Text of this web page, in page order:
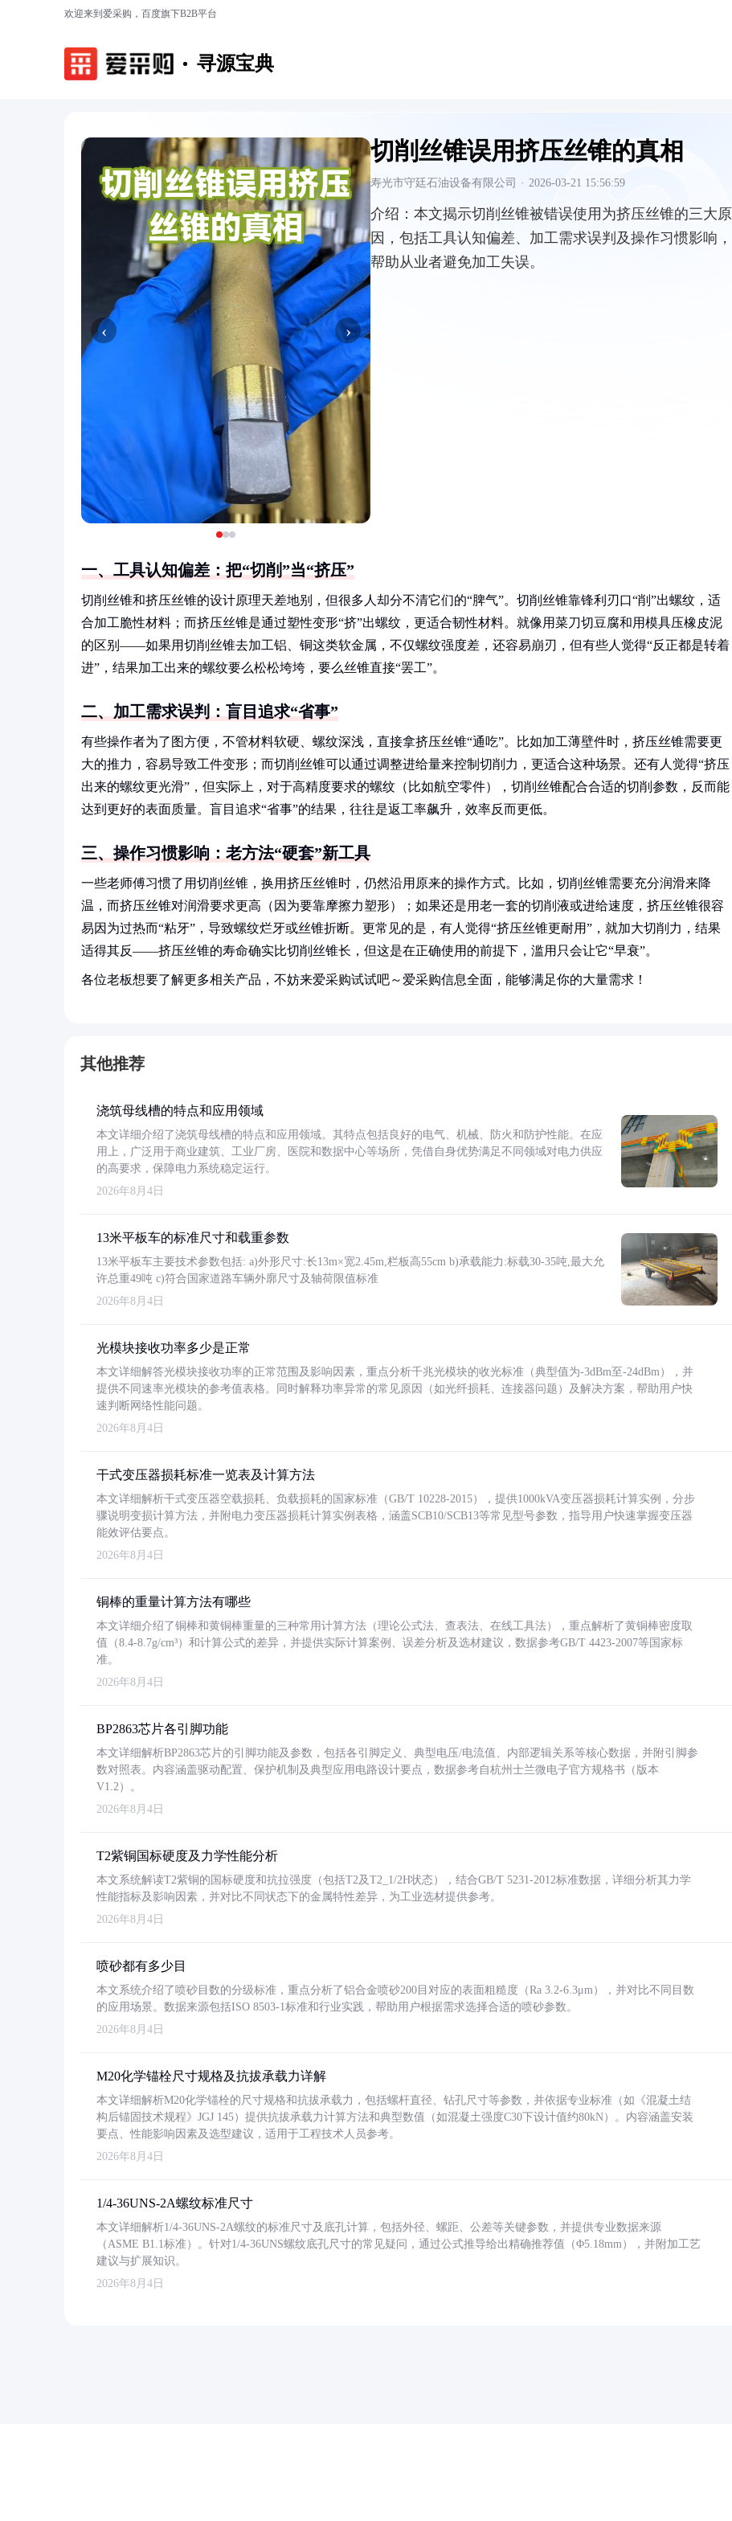
欢迎来到爱采购，百度旗下B2B平台
寻源宝典
‹ ›
切削丝锥误用挤压丝锥的真相
寿光市守廷石油设备有限公司 · 2026-03-21 15:56:59
介绍： 本文揭示切削丝锥被错误使用为挤压丝锥的三大原
因，包括工具认知偏差、加工需求误判及操作习惯影响，
帮助从业者避免加工失误。
一、工具认知偏差：把“切削”当“挤压”
切削丝锥和挤压丝锥的设计原理天差地别，但很多人却分不清它们的“脾气”。切削丝锥靠锋利刃口“削”出螺纹，适
合加工脆性材料；而挤压丝锥是通过塑性变形“挤”出螺纹，更适合韧性材料。就像用菜刀切豆腐和用模具压橡皮泥
的区别——如果用切削丝锥去加工铝、铜这类软金属，不仅螺纹强度差，还容易崩刃，但有些人觉得“反正都是转着
进”，结果加工出来的螺纹要么松松垮垮，要么丝锥直接“罢工”。
二、加工需求误判：盲目追求“省事”
有些操作者为了图方便，不管材料软硬、螺纹深浅，直接拿挤压丝锥“通吃”。比如加工薄壁件时，挤压丝锥需要更
大的推力，容易导致工件变形；而切削丝锥可以通过调整进给量来控制切削力，更适合这种场景。还有人觉得“挤压
出来的螺纹更光滑”，但实际上，对于高精度要求的螺纹（比如航空零件），切削丝锥配合合适的切削参数，反而能
达到更好的表面质量。盲目追求“省事”的结果，往往是返工率飙升，效率反而更低。
三、操作习惯影响：老方法“硬套”新工具
一些老师傅习惯了用切削丝锥，换用挤压丝锥时，仍然沿用原来的操作方式。比如，切削丝锥需要充分润滑来降
温，而挤压丝锥对润滑要求更高（因为要靠摩擦力塑形）；如果还是用老一套的切削液或进给速度，挤压丝锥很容
易因为过热而“粘牙”，导致螺纹烂牙或丝锥折断。更常见的是，有人觉得“挤压丝锥更耐用”，就加大切削力，结果
适得其反——挤压丝锥的寿命确实比切削丝锥长，但这是在正确使用的前提下，滥用只会让它“早衰”。
各位老板想要了解更多相关产品，不妨来爱采购试试吧～爱采购信息全面，能够满足你的大量需求！
其他推荐
浇筑母线槽的特点和应用领域
本文详细介绍了浇筑母线槽的特点和应用领域。其特点包括良好的电气、机械、防火和防护性能。在应
用上，广泛用于商业建筑、工业厂房、医院和数据中心等场所，凭借自身优势满足不同领域对电力供应
的高要求，保障电力系统稳定运行。
2026年8月4日
13米平板车的标准尺寸和载重参数
13米平板车主要技术参数包括: a)外形尺寸:长13m×宽2.45m,栏板高55cm b)承载能力:标载30-35吨,最大允
许总重49吨 c)符合国家道路车辆外廓尺寸及轴荷限值标准
2026年8月4日
光模块接收功率多少是正常
本文详细解答光模块接收功率的正常范围及影响因素，重点分析千兆光模块的收光标准（典型值为-3dBm至-24dBm），并
提供不同速率光模块的参考值表格。同时解释功率异常的常见原因（如光纤损耗、连接器问题）及解决方案，帮助用户快
速判断网络性能问题。
2026年8月4日
干式变压器损耗标准一览表及计算方法
本文详细解析干式变压器空载损耗、负载损耗的国家标准（GB/T 10228-2015），提供1000kVA变压器损耗计算实例，分步
骤说明变损计算方法，并附电力变压器损耗计算实例表格，涵盖SCB10/SCB13等常见型号参数，指导用户快速掌握变压器
能效评估要点。
2026年8月4日
铜棒的重量计算方法有哪些
本文详细介绍了铜棒和黄铜棒重量的三种常用计算方法（理论公式法、查表法、在线工具法），重点解析了黄铜棒密度取
值（8.4-8.7g/cm³）和计算公式的差异，并提供实际计算案例、误差分析及选材建议，数据参考GB/T 4423-2007等国家标
准。
2026年8月4日
BP2863芯片各引脚功能
本文详细解析BP2863芯片的引脚功能及参数，包括各引脚定义、典型电压/电流值、内部逻辑关系等核心数据，并附引脚参
数对照表。内容涵盖驱动配置、保护机制及典型应用电路设计要点，数据参考自杭州士兰微电子官方规格书（版本
V1.2）。
2026年8月4日
T2紫铜国标硬度及力学性能分析
本文系统解读T2紫铜的国标硬度和抗拉强度（包括T2及T2_1/2H状态），结合GB/T 5231-2012标准数据，详细分析其力学
性能指标及影响因素，并对比不同状态下的金属特性差异，为工业选材提供参考。
2026年8月4日
喷砂都有多少目
本文系统介绍了喷砂目数的分级标准，重点分析了铝合金喷砂200目对应的表面粗糙度（Ra 3.2-6.3μm），并对比不同目数
的应用场景。数据来源包括ISO 8503-1标准和行业实践，帮助用户根据需求选择合适的喷砂参数。
2026年8月4日
M20化学锚栓尺寸规格及抗拔承载力详解
本文详细解析M20化学锚栓的尺寸规格和抗拔承载力，包括螺杆直径、钻孔尺寸等参数，并依据专业标准（如《混凝土结
构后锚固技术规程》JGJ 145）提供抗拔承载力计算方法和典型数值（如混凝土强度C30下设计值约80kN）。内容涵盖安装
要点、性能影响因素及选型建议，适用于工程技术人员参考。
2026年8月4日
1/4-36UNS-2A螺纹标准尺寸
本文详细解析1/4-36UNS-2A螺纹的标准尺寸及底孔计算，包括外径、螺距、公差等关键参数，并提供专业数据来源
（ASME B1.1标准）。针对1/4-36UNS螺纹底孔尺寸的常见疑问，通过公式推导给出精确推荐值（Φ5.18mm），并附加工艺
建议与扩展知识。
2026年8月4日